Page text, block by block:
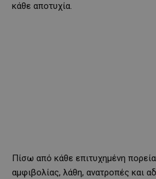
κάθε αποτυχία.
Πίσω από κάθε επιτυχημένη
αμφιβολίας, λάθη, ανατροπές και